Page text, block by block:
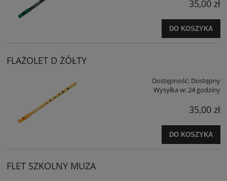
35,00 zł
DO KOSZYKA
FLAŻOLET D ŻÓŁTY
Dostępność: Dostępny
Wysyłka w:24 godziny
35,00 zł
DO KOSZYKA
FLET SZKOLNY MUZA